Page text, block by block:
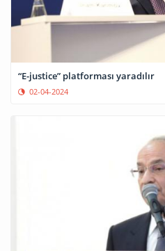
“E-justice” platforması yaradılır
02-04-2024